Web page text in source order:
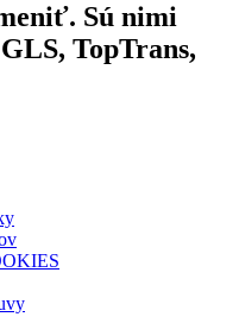
Sú nimi
TopTrans,